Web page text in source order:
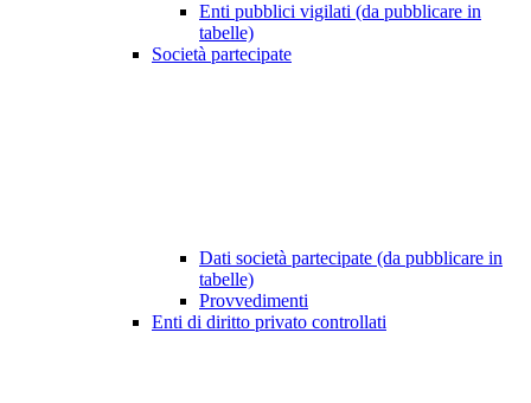
Enti pubblici vigilati (da pubblicare in
tabelle)
Società partecipate
Dati società partecipate (da pubblicare in
tabelle)
Provvedimenti
Enti di diritto privato controllati